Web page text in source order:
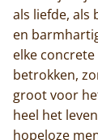
als liefde, als
en
elke
betrokken,
groot voor
heel het
hopeloze